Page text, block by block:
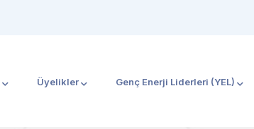
Üyelikler Genç Enerji Liderleri (YEL)